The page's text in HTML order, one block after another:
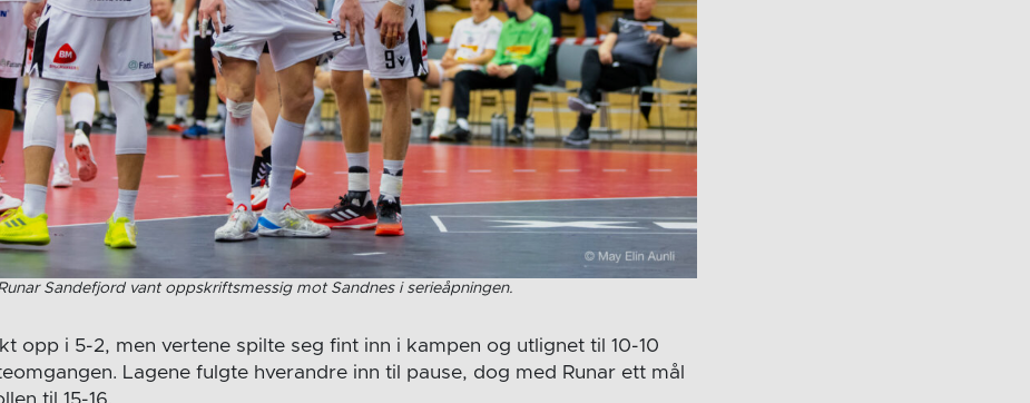
Sandefjord vant oppskriftsmessig mot Sandnes i serieåpningen.
opp i 5-2, men vertene spilte seg fint inn i kampen og utlignet til 10-10
Lagene fulgte hverandre inn til pause, dog med Runar ett mål